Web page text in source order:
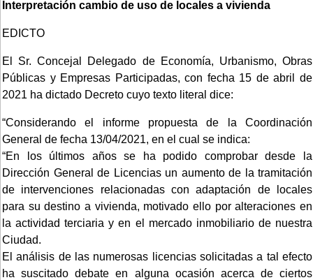
Interpretación cambio de uso de locales a vivienda
EDICTO
El Sr. Concejal Delegado de Economía, Urbanismo, Obras
Públicas y Empresas Participadas, con fecha 15 de abril de
2021 ha dictado Decreto cuyo texto literal dice:
“Considerando el informe propuesta de la Coordinación
General de fecha 13/04/2021, en el cual se indica:
“En los últimos años se ha podido comprobar desde la
Dirección General de Licencias un aumento de la tramitación
de intervenciones relacionadas con adaptación de locales
para su destino a vivienda, motivado ello por alteraciones en
la actividad terciaria y en el mercado inmobiliario de nuestra
Ciudad.
El análisis de las numerosas licencias solicitadas a tal efecto
ha suscitado debate en alguna ocasión acerca de ciertos